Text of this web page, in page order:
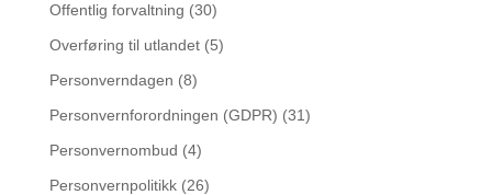
Offentlig forvaltning (30)
Overføring til utlandet(5)
Personverndagen (8)
Personvernforordningen (GDPR) (31)
Personvernombud (4)
Personvernpolitikk(26)